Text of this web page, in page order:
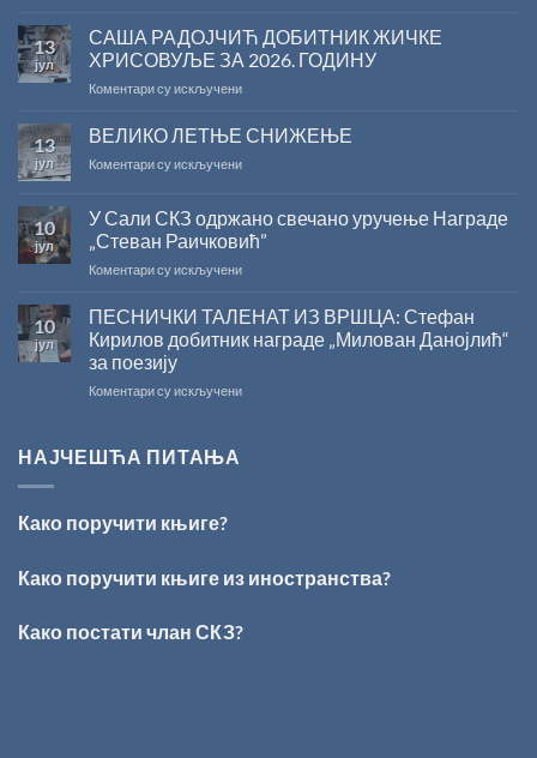
поводом
резултата
конкурса
Министарства
за
капиталних
на
српском
13
јул
САША РАДОЈЧИЋ ДОБИТНИК ЖИЧКЕ
ХРИСОВУЉЕ ЗА 2026. ГОДИНУ
Коментари су искљученина
РАДОЈЧИЋ
ЖИЧКЕ
2026.
ГОДИНУ
13
јул
ВЕЛИКО ЛЕТЊЕ СНИЖЕЊЕ
Коментари су искљученина
СНИЖЕЊЕ
10
јул
У Сали СКЗ одржано свечано уручење Награде
„Стеван Раичковић”
Коментари су искљученина
Сали
одржано
уручење
10
јул
ПЕСНИЧКИ ТАЛЕНАТ ИЗ ВРШЦА: Стефан
Кирилов добитник награде „Милован Данојлић“
за поезију
Коментари су искљученина
„Милован
поезију
НАЈЧЕШЋА ПИТАЊА
Како поручити књиге?
Како поручити књиге из иностранства?
Како постати члан СКЗ?